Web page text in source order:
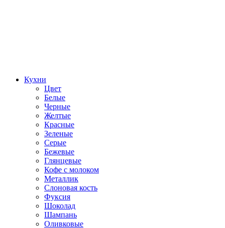
Кухни
Цвет
Белые
Черные
Желтые
Красные
Зеленые
Серые
Бежевые
Глянцевые
Кофе с молоком
Металлик
Слоновая кость
Фуксия
Шоколад
Шампань
Оливковые